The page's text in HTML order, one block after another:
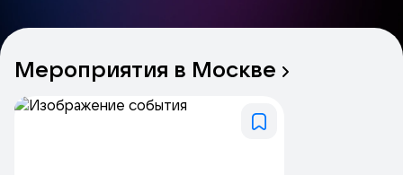
Мероприятия в Москве